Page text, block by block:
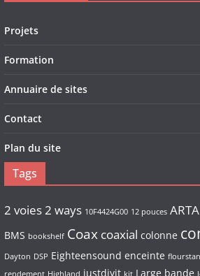
Projets
Formation
Annuaire de sites
Contact
Plan du site
Tags
2 voies2 ways 10F4424G00 12 pouces ARTA
BMS bookshelf Coax coaxial colonne
Dayton DSP Eighteensound enceinte
justdiyit Large bande